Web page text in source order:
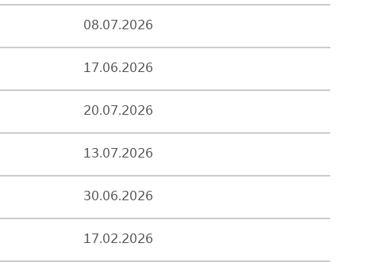
08.07.2026
17.06.2026
20.07.2026
13.07.2026
30.06.2026
17.02.2026